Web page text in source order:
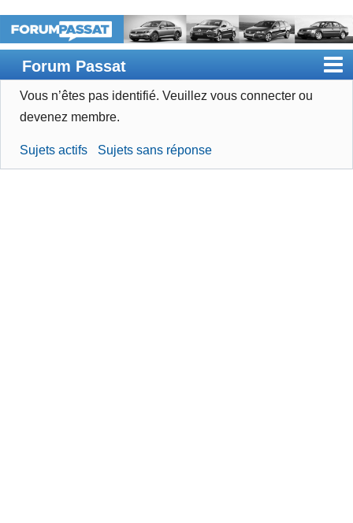
Forum Passat
Accueil
Devenir membre
Vous n’êtes pas identifié. Veuillez vous connecter ou
devenez membre.
Sujets actifs Sujets sans réponse